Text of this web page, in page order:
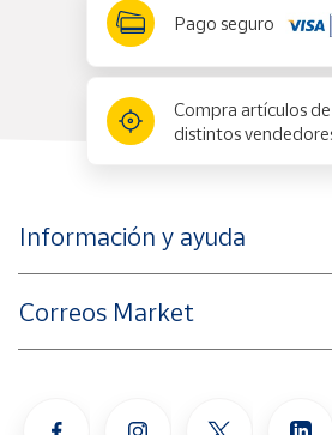
Pago seguro
Compra artículos de
distintos
Información y ayuda
Correos Market